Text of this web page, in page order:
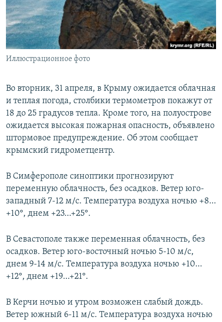
ПОБЕДИТЕЛЕЙ НЕ СУДЯТ?
КРЫМ.НЕПОКОРЕННЫЙ
ELIFBE
УКРАИНСКАЯ ПРОБЛЕМА КРЫМА
ПРИСОЕДИНЯЙТЕСЬ!
Иллюстрационное фото
Во вторник, 31 апреля, в Крыму ожидается облачная
и теплая погода, столбики термометров покажут от
18 до 25 градусов тепла. Кроме того, на полуострове
ожидается высокая пожарная опасность, объявлено
штормовое предупреждение. Об этом сообщает
крымский гидрометцентр.
В Симферополе синоптики прогнозируют
переменную облачность, без осадков. Ветер юго-
западный 7-12 м/с. Температура воздуха ночью +8…
+10°, днем +23…+25°.
В Севастополе также переменная облачность, без
осадков. Ветер юго-восточный ночью 5-10 м/с,
днем 9-14 м/с. Температура воздуха ночью +10…
+12°, днем +19…+21°.
В Керчи ночью и утром возможен слабый дождь.
Ветер южный 6-11 м/с. Температура воздуха ночью